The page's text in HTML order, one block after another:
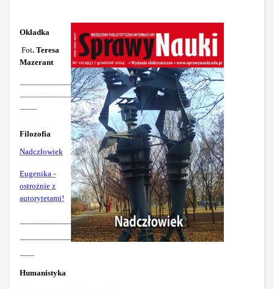
Okładka
Fot. Teresa
Mazerant
---------------------
---------------------
-------
Filozofia
Nadczłowiek
Eugenika -
ostrożnie z
autorytetami!
---------------------
---------------------
------
Humanistyka